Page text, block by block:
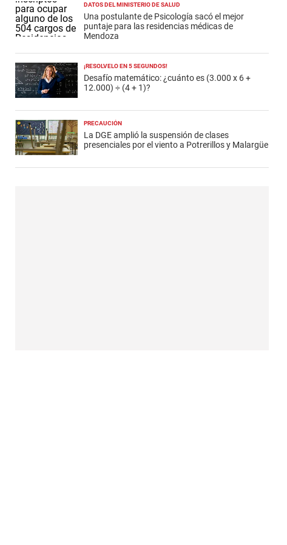
DATOS DEL MINISTERIO DE SALUD
Una postulante de Psicología sacó el mejor
puntaje para las residencias médicas de
Mendoza
¡RESOLVELO EN 5 SEGUNDOS!
Desafío matemático: ¿cuánto es (3.000 x 6 +
12.000) ÷ (4 + 1)?
PRECAUCIÓN
La DGE amplió la suspensión de clases
presenciales por el viento a Potrerillos y Malargüe